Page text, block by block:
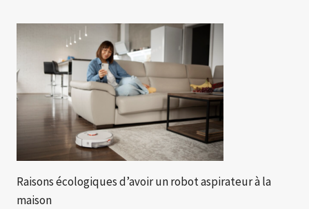
Raisons écologiques d’avoir un robot aspirateur à la
maison